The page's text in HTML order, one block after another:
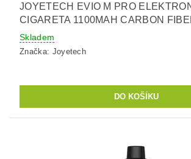
JOYETECH EVIO M PRO
CIGARETA 1100MAH CARBON
Skladem
Značka: Joyetech